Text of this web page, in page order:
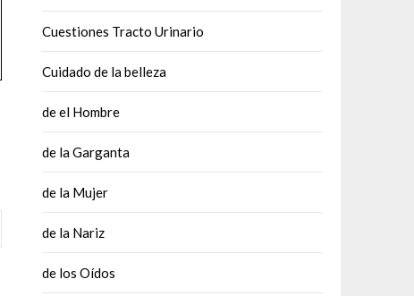
Cuestiones Tracto Urinario
Cuidado de la belleza
de el Hombre
de la Garganta
de la Mujer
de la Nariz
de los Oídos